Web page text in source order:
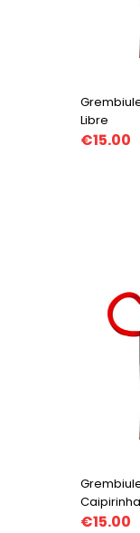
Libre
€15.00
Caipirinha
€15.00